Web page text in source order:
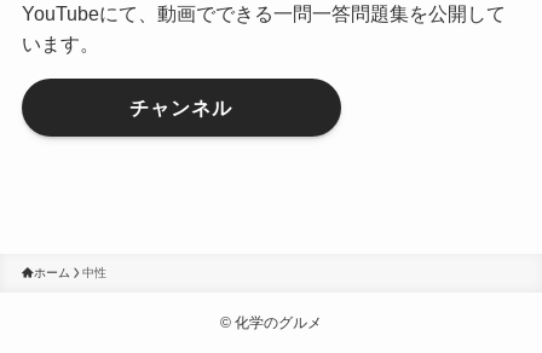
YouTubeにて、動画でできる一問一答問題集を公開して
います。
チャンネル
ホーム 中性
© 化学のグルメ